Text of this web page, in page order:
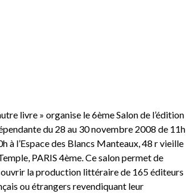
livre » organise le 6ème Salon de l’édition
du 28 au 30 novembre 2008 de 11h
à l’Espace des Blancs Manteaux, 48 r vieille
PARIS 4ème. Ce salon permet de
la production littéraire de 165 éditeurs
ou étrangers revendiquant leur